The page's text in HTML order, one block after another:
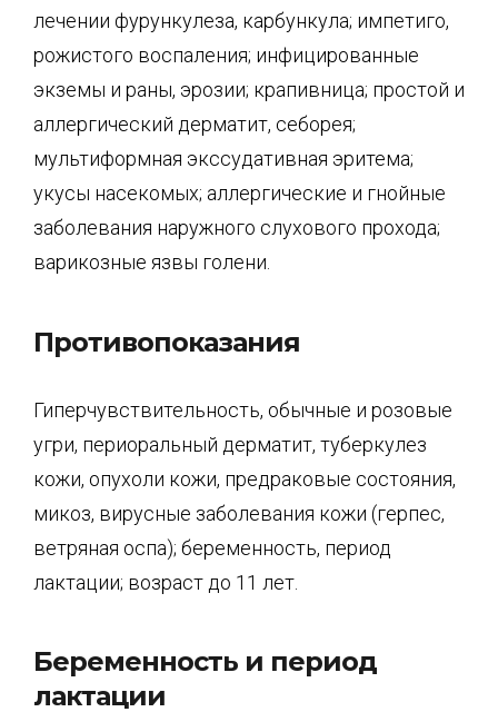
лечении фурункулеза, карбункула; импети­го,
рожистого воспаления; инфицированные
экземы и раны, эрозии; крапивница; про­стой и
аллергический дерматит, себорея;
мультиформная экссудативная эритема;
укусы насекомых; аллергические и гнойные
заболевания наружного слухового прохода;
вари­козные язвы голени.
Противопоказания
Гиперчувствительность, обычные и розовые
угри, периоральный дерматит, туберкулез
кожи, опухоли кожи, предраковые состояния,
микоз, вирусные заболевания кожи (гер­пес,
ветряная оспа); беременность, период
лактации; возраст до 11 лет.
Беременность и период
лактации